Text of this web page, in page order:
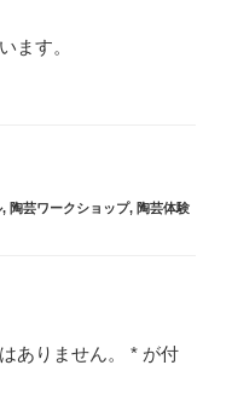
ます。
, 陶芸ワークショップ, 陶芸体験
ありません。 * が付